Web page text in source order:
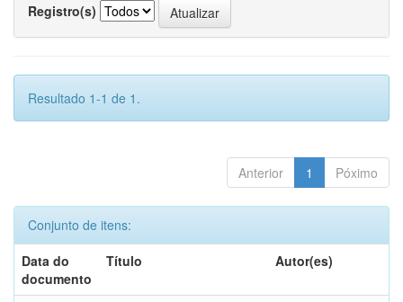
Registro(s)
Resultado 1-1 de 1.
Anterior 1 Póximo
Conjunto de itens:
Data do
documento
Título Autor(es)